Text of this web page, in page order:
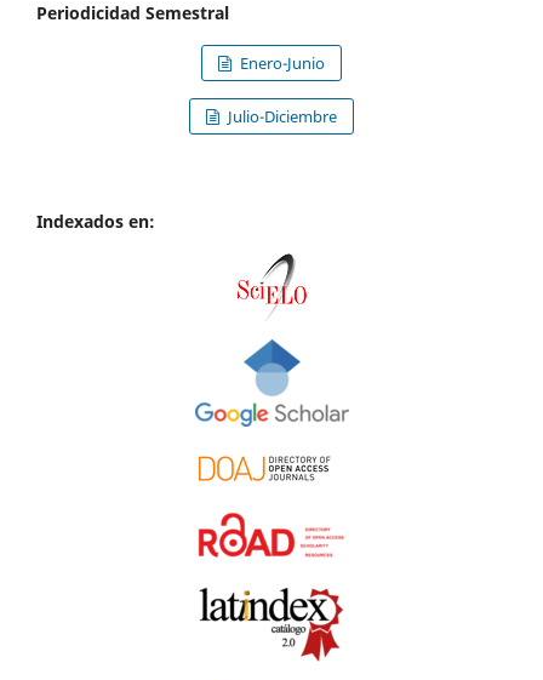
Periodicidad Semestral
Enero-Junio
Julio-Diciembre
Indexados en: